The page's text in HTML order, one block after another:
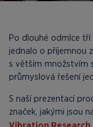
Po dlouhé odmlce
jednalo o příjemnou
s větším množstvím
průmyslová řešení
S naší prezentací
značek, jakými jsou